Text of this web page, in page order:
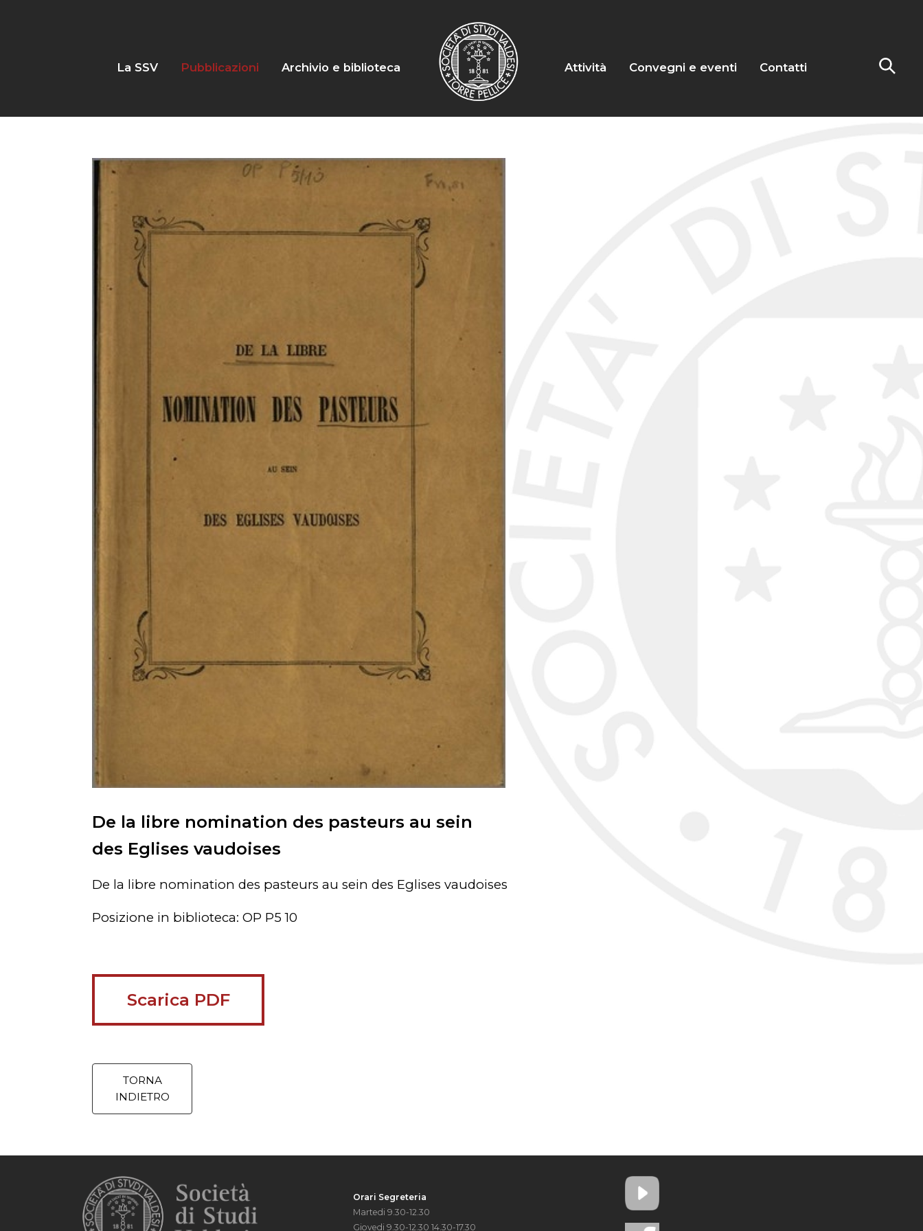
La SSV Pubblicazioni Archivio e biblioteca Attività Convegni e eventi Contatti
De la libre nomination des pasteurs au sein
des Eglises vaudoises
De la libre nomination des pasteurs au sein des Eglises vaudoises
Posizione in biblioteca: OP P5 10
Scarica PDF
TORNA
INDIETRO
Orari Segreteria
Martedi 9.30-12.30
Giovedi 9.30-12.30 14.30-17.30